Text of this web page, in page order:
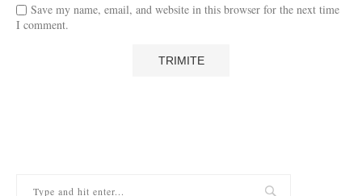
Save my name, email, and website in this browser for the next time
I comment.